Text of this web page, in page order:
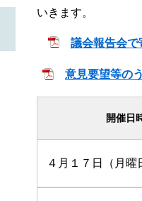
いきます。
議会報告会
意見要望等の
開催日
４月１７日（月曜